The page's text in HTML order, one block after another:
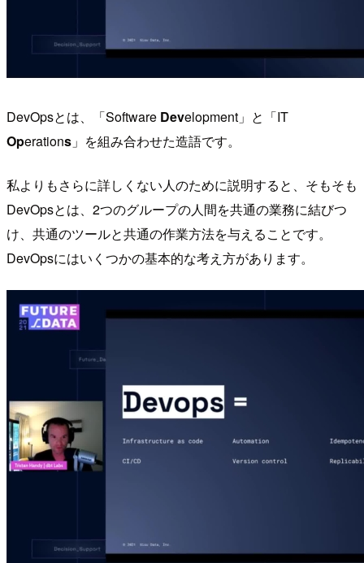
DevOpsとは、「Software Development」と「IT
Operations 」を組み合わせた造語です。
私よりもさらに詳しくない人のために説明すると、そもそも
DevOpsとは、2つのグループの人間を共通の業務に結びつ
け、共通のツールと共通の作業方法を与えることです。
DevOpsにはいくつかの基本的な考え方があります。